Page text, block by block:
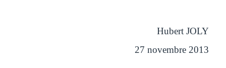
Hubert JOLY
27 novembre 2013